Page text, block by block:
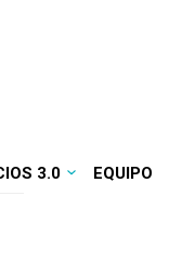
3.0 EQUIPO